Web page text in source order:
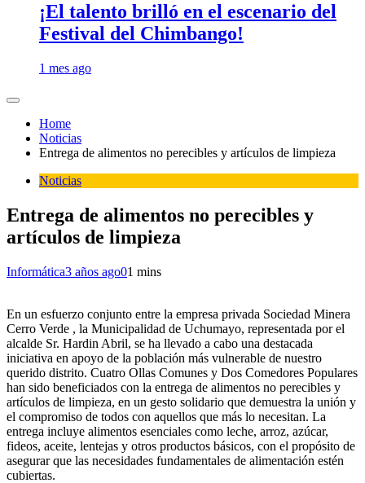
¡El talento brilló en el escenario del
Festival del Chimbango!
1 mes ago
Home
Noticias
Entrega de alimentos no perecibles y artículos de limpieza
Noticias
Entrega de alimentos no perecibles y
artículos de limpieza
Informática3 años ago01 mins
En un esfuerzo conjunto entre la empresa privada Sociedad Minera
Cerro Verde , la Municipalidad de Uchumayo, representada por el
alcalde Sr. Hardin Abril, se ha llevado a cabo una destacada
iniciativa en apoyo de la población más vulnerable de nuestro
querido distrito. Cuatro Ollas Comunes y Dos Comedores Populares
han sido beneficiados con la entrega de alimentos no perecibles y
artículos de limpieza, en un gesto solidario que demuestra la unión y
el compromiso de todos con aquellos que más lo necesitan. La
entrega incluye alimentos esenciales como leche, arroz, azúcar,
fideos, aceite, lentejas y otros productos básicos, con el propósito de
asegurar que las necesidades fundamentales de alimentación estén
cubiertas.